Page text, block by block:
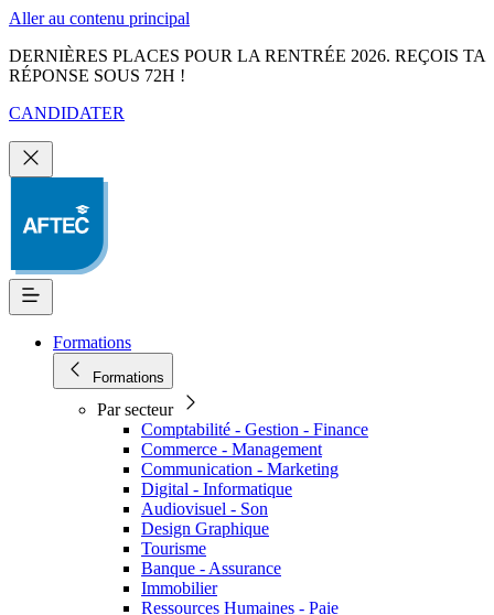
Aller au contenu principal
DERNIÈRES PLACES POUR LA RENTRÉE 2026. REÇOIS TA
RÉPONSE SOUS 72H !
CANDIDATER
Formations
Formations
Par secteur
Comptabilité - Gestion - Finance
Commerce - Management
Communication - Marketing
Digital - Informatique
Audiovisuel - Son
Design Graphique
Tourisme
Banque - Assurance
Immobilier
Ressources Humaines - Paie